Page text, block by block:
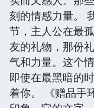
刻的情感力量。
节，主人公在最
友的礼物，那份
气和力量。这个
即使在最黑暗的
着你。 《赠品手